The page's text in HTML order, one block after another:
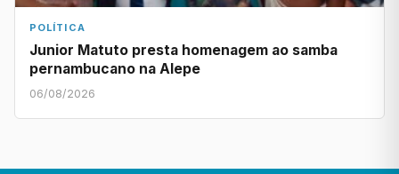
POLÍTICA
Junior Matuto presta homenagem ao samba
pernambucano na Alepe
06/08/2026